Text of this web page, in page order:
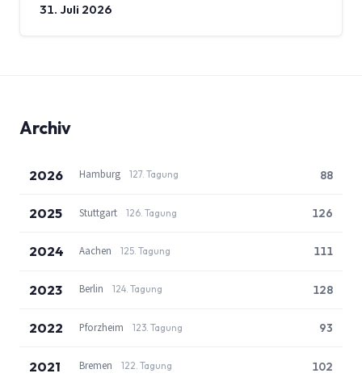
31. Juli 2026
Archiv
2026 Hamburg 127. Tagung 88
2025 Stuttgart 126. Tagung 126
2024 Aachen 125. Tagung 111
2023 Berlin 124. Tagung 128
2022 Pforzheim 123. Tagung 93
2021 Bremen 122. Tagung 102